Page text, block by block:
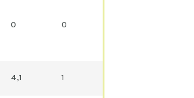
0 0
4,1 1